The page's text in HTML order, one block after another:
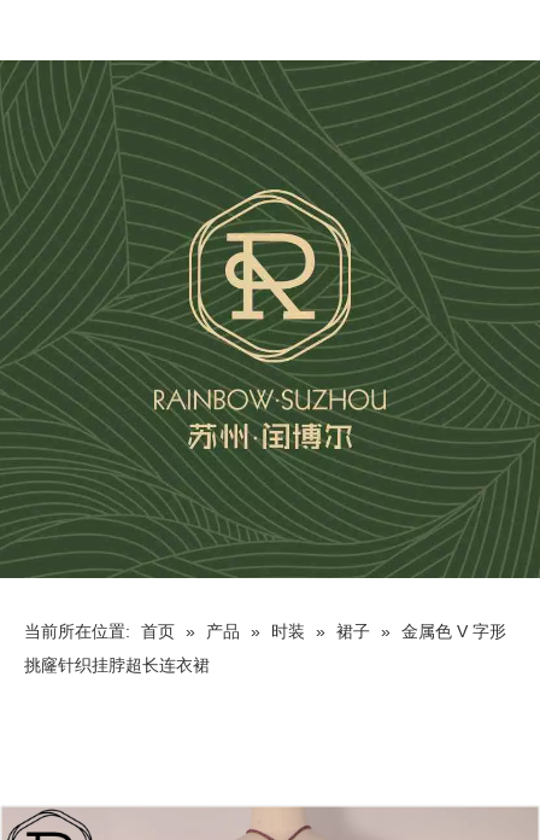
当前所在位置: 首页 » 产品 » 时装 » 裙子 » 金属色 V 字形
挑窿针织挂脖超长连衣裙